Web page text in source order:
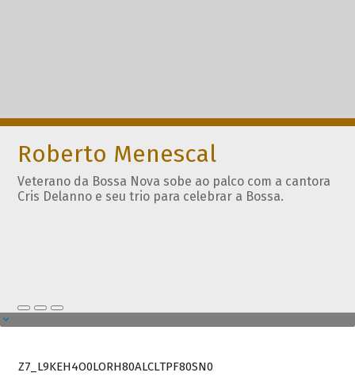
Roberto Menescal
Veterano da Bossa Nova sobe ao palco com a cantora
Cris Delanno e seu trio para celebrar a Bossa.
Z7_L9KEH4O0LORH80ALCLTPF80SN0